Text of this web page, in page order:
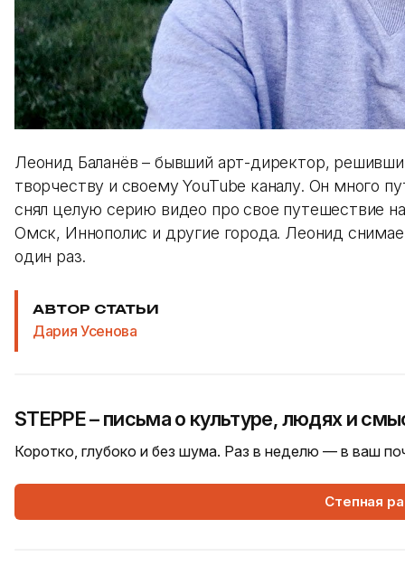
Леонид Баланёв – бывший арт-директор,
творчеству и своему YouTube каналу. Он много
снял целую серию видео про свое путешествие
Омск, Иннополис и другие города. Леонид
один раз.
АВТОР СТАТЬИ
Дария Усенова
STEPPE – письма о культуре, людях и
Коротко, глубоко и без шума. Раз в неделю — в ваш
Степная